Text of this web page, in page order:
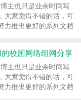
主也只是业余时间写
大家觉得不错的话，可
力推出更好的系列文档
多技术文章尽在网络之
。 ……继续阅读 »
校园网络组网分享
主也只是业余时间写
大家觉得不错的话，可
力推出更好的系列文档